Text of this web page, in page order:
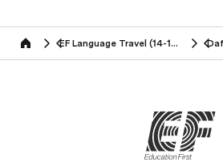
Home EF Language Travel (14-16 tahun)